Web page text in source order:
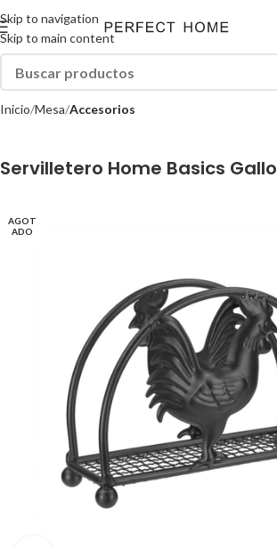
Skip to navigation
Skip to main content
Inicio Mesa Accesorios
Servilletero Home Basics Gallo
AGOT
ADO